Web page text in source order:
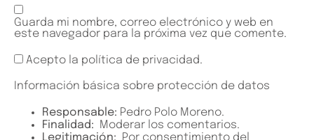
Guarda mi nombre, correo electrónico y web en
este navegador para la próxima vez que comente.
Acepto la política de privacidad.
Información básica sobre protección de datos
Responsable: Pedro Polo Moreno.
Finalidad: Moderar los comentarios.